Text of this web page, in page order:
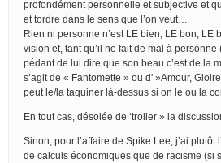
profondément personnelle et subjective et
et tordre dans le sens que l’on veut…
Rien ni personne n’est LE bien, LE bon,
vision et, tant qu’il ne fait de mal à
pédant de lui dire que son beau c’est de la
s’agit de « Fantomette » ou d' »Amour,
peut le/la taquiner là-dessus si on le ou la
En tout cas, désolée de ‘troller » la
Sinon, pour l’affaire de Spike Lee, j’ai plutôt
de calculs économiques que de racisme (si